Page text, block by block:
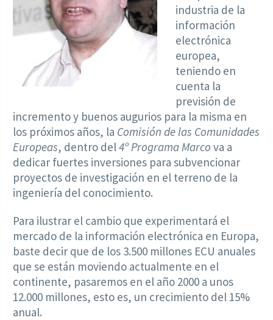
industria de la
información
electrónica
europea,
teniendo en
cuenta la
previsión de
incremento y buenos augurios para la misma en
los próximos años, la Comisión de las Comunidades
Europeas, dentro del4º Programa Marco va a
dedicar fuertes inversiones para subvencionar
proyectos de investigación en el terreno de la
ingeniería del conocimiento.
Para ilustrar el cambio que experimentará el
mercado de la información electrónica en Europa,
baste decir que de los 3.500 millones ECU anuales
que se están moviendo actualmente en el
continente, pasaremos en el año 2000 a unos
12.000 millones, esto es, un crecimiento del 15%
anual.